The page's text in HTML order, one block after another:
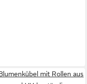
mit Rollen aus